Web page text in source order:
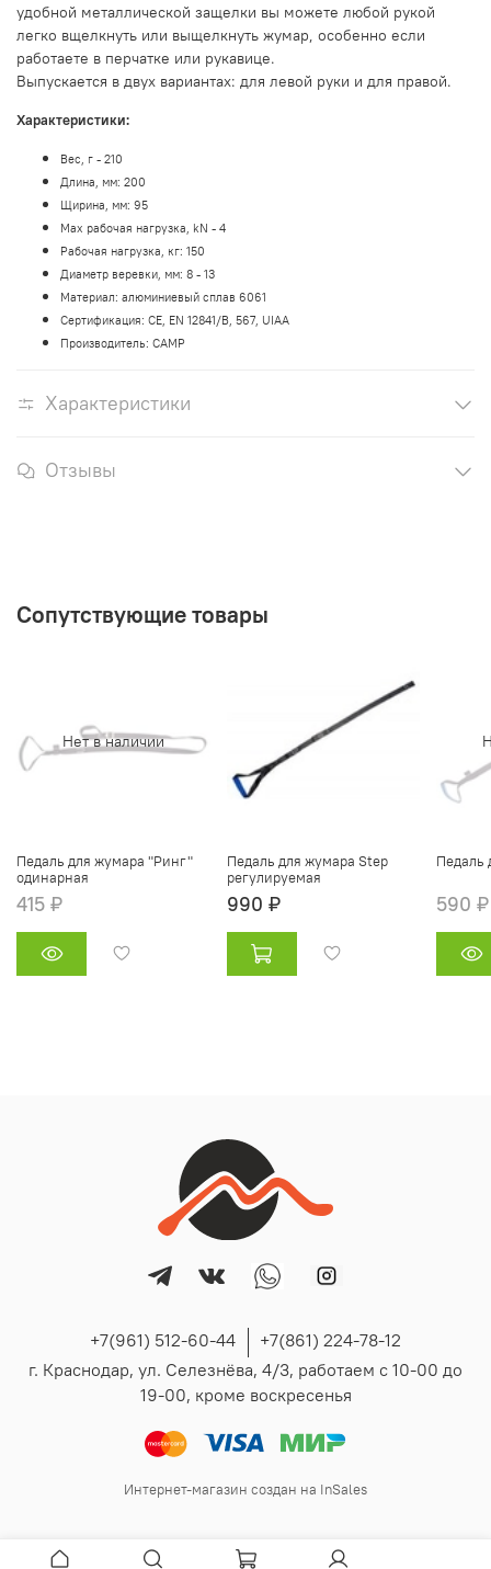
удобной металлической защелки вы можете любой рукой
легко вщелкнуть или выщелкнуть жумар, особенно если
работаете в перчатке или рукавице.
Выпускается в двух вариантах: для левой руки и для правой.
Характеристики:
Вес, г - 210
Длина, мм: 200
Щирина, мм: 95
Мах рабочая нагрузка, kN - 4
Рабочая нагрузка, кг: 150
Диаметр веревки, мм: 8 - 13
Материал: алюминиевый сплав 6061
Сертификация: CE, EN 12841/B, 567, UIAA
Производитель: CAMP
Характеристики
Отзывы
Сопутствующие товары
Нет в наличии
Педаль для жумара "Ринг"
одинарная
415 ₽
Педаль для жумара Step
регулируемая
990 ₽
Педаль
590 ₽
+7(961) 512-60-44
+7(861) 224-78-12
г. Краснодар, ул. Селезнёва, 4/3, работаем с 10-00 до
19-00, кроме воскресенья
Интернет-магазин создан на InSales